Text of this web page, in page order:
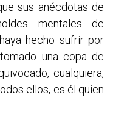
sus anécdotas de
mentales de
hecho sufrir por
una copa de
cualquiera,
ellos, es él quien